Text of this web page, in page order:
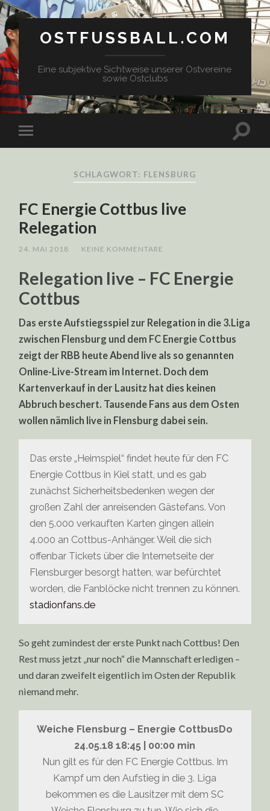
OSTFUSSBALL.COM
Eine subjektive Sichtweise unserer Ostvereine
sowie Ostclubs
SCHLAGWORT: FLENSBURG
FC Energie Cottbus live
Relegation
24. MAI 2018 KEINE KOMMENTARE
Relegation live – FC Energie
Cottbus
Das erste Aufstiegsspiel zur Relegation in die 3.Liga
zwischen Flensburg und dem FC Energie Cottbus
zeigt der RBB heute Abend live als so genannten
Online-Live-Stream im Internet. Doch dem
Kartenverkauf in der Lausitz hat dies keinen
Abbruch beschert. Tausende Fans aus dem Osten
wollen nämlich live in Flensburg dabei sein.
Das erste „Heimspiel“ findet heute für den FC
Energie Cottbus in Kiel statt, und es gab
zunächst Sicherheitsbedenken wegen der
großen Zahl der anreisenden Gästefans. Von
den 5.000 verkauften Karten gingen allein
4.000 an Cottbus-Anhänger. Weil die sich
offenbar Tickets über die Internetseite der
Flensburger besorgt hatten, war befürchtet
worden, die Fanblöcke nicht trennen zu können.
stadionfans.de
So geht zumindest der erste Punkt nach Cottbus! Den
Rest muss jetzt „nur noch“ die Mannschaft erledigen –
und daran zweifelt eigentlich im Osten der Republik
niemand mehr.
Weiche Flensburg – Energie CottbusDo
24.05.18 18:45 | 00:00 min
Nun gilt es für den FC Energie Cottbus. Im
Kampf um den Aufstieg in die 3. Liga
bekommen es die Lausitzer mit dem SC